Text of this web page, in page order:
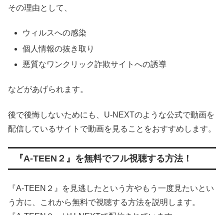
その理由として、
ウィルスへの感染
個人情報の抜き取り
悪質なワンクリック詐欺サイトへの誘導
などがあげられます。
後で後悔しないためにも、U-NEXTのような公式で動画を
配信しているサイトで動画を見ることをおすすめします。
『A-TEEN２』を無料でフル視聴する方法！
『A-TEEN２』を見逃したという方やもう一度見たいとい
う方に、これから無料で視聴する方法を説明します。